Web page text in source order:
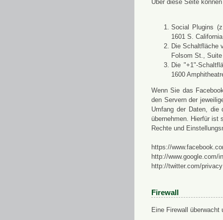
Über diese Seite
Social Plugins
1601 S.
Die Schaltfläche
Folsom St.,
Die "+1"-
1600
Wenn Sie das
den Servern der
Umfang der Daten, die
übernehmen. Hierfür ist
Rechte und
https://
http://www.google.com/
http://twitter.com/privacy
Firewall
Eine Firewall